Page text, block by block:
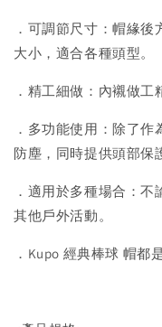
．可調節尺寸：帽緣
大小，適合各種頭型。
．精工細做：內襯做工
．多功能使用：除了作
防塵，同時提供頭部保
．適用於多種場合：
其他戶外活動。
．Kupo 經典棒球 帽都